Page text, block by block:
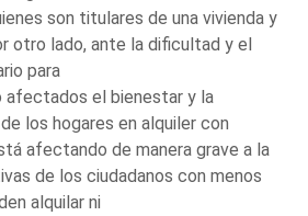
son titulares de una vivienda y
otro lado, ante la dificultad y el
para
afectados el bienestar y la
los hogares en alquiler con
afectando de manera grave a la
de los ciudadanos con menos
alquilar ni